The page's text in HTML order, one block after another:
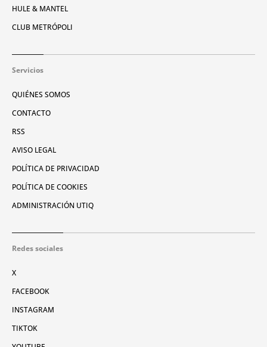
HULE & MANTEL
CLUB METRÓPOLI
Servicios
QUIÉNES SOMOS
CONTACTO
RSS
AVISO LEGAL
POLÍTICA DE PRIVACIDAD
POLÍTICA DE COOKIES
ADMINISTRACIÓN UTIQ
Redes sociales
X
FACEBOOK
INSTAGRAM
TIKTOK